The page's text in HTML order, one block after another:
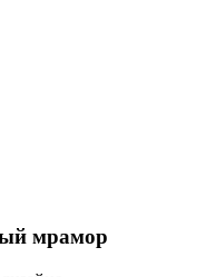
мрамор